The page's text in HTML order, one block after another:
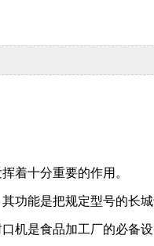
着十分重要的作用。
功能是把规定型号的长城
机是食品加工厂的必备设